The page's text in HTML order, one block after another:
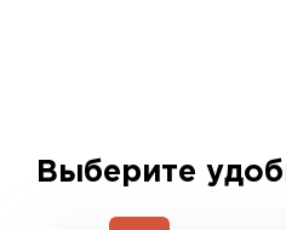
Выберите